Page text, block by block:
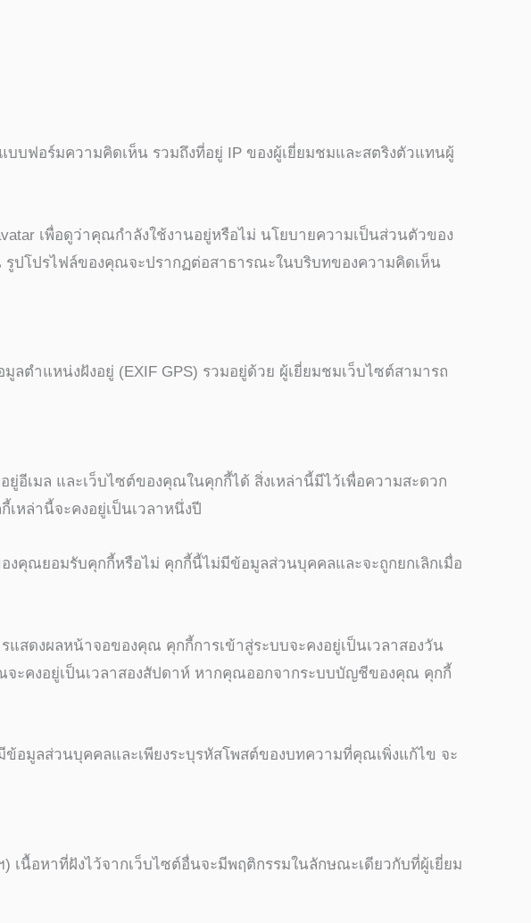
บฟอร์มความคิดเห็น รวมถึงที่อยู่ IP ของผู้เยี่ยมชมและสตริงตัวแทนผู้
เพื่อดูว่าคุณกำลังใช้งานอยู่หรือไม่ นโยบายความเป็นส่วนตัวของ
รูปโปรไฟล์ของคุณจะปรากฏต่อสาธารณะในบริบทของความคิดเห็น
ตำแหน่งฝังอยู่ (EXIF GPS) รวมอยู่ด้วย ผู้เยี่ยมชมเว็บไซต์สามารถ
เมล และเว็บไซต์ของคุณในคุกกี้ได้ สิ่งเหล่านี้มีไว้เพื่อความสะดวก
หล่านี้จะคงอยู่เป็นเวลาหนึ่งปี
งคุณยอมรับคุกกี้หรือไม่ คุกกี้นี้ไม่มีข้อมูลส่วนบุคคลและจะถูกยกเลิกเมื่อ
สดงผลหน้าจอของคุณ คุกกี้การเข้าสู่ระบบจะคงอยู่เป็นเวลาสองวัน
จะคงอยู่เป็นเวลาสองสัปดาห์ หากคุณออกจากระบบบัญชีของคุณ คุกกี้
อมูลส่วนบุคคลและเพียงระบุรหัสโพสต์ของบทความที่คุณเพิ่งแก้ไข จะ
นื้อหาที่ฝังไว้จากเว็บไซต์อื่นจะมีพฤติกรรมในลักษณะเดียวกับที่ผู้เยี่ยม